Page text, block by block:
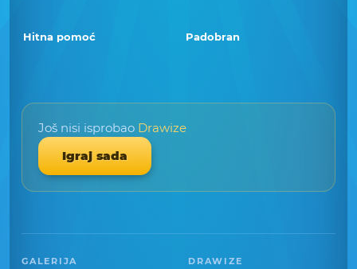
Hitna pomoć Padobran
Još nisi isprobao Drawize
Igraj sada
GALERIJA DRAWIZE